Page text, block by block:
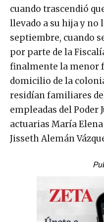
cuando trascendió
llevado a su hija y no
septiembre, cuando
por parte de la
finalmente la menor
domicilio de la
residían familiares
empleadas del Poder
actuarias María
Jisseth Alemán